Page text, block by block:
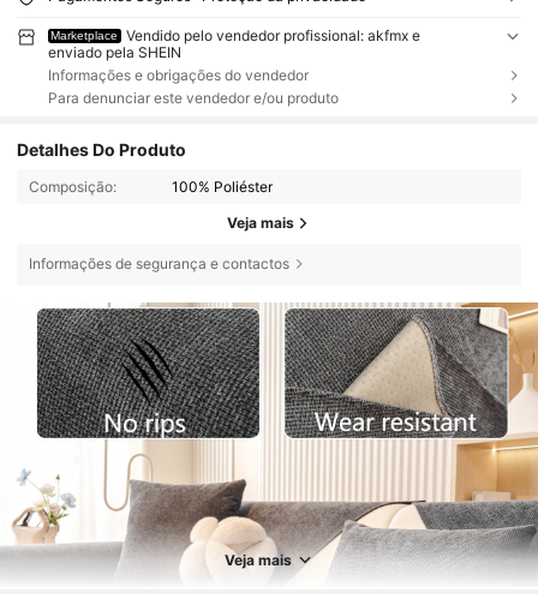
Marketplace
Vendido pelo vendedor profissional: akfmx e
enviado pela SHEIN
Informações e obrigações do vendedor
Para denunciar este vendedor e/ou produto
Detalhes Do Produto
Composição: 100% Poliéster
Veja mais
Informações de segurança e contactos
Veja mais